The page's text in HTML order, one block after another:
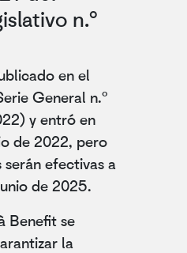
n.º
en el
General n.º
y entró en
de 2022, pero
serán efectivas a
de 2025.
Benefit se
la